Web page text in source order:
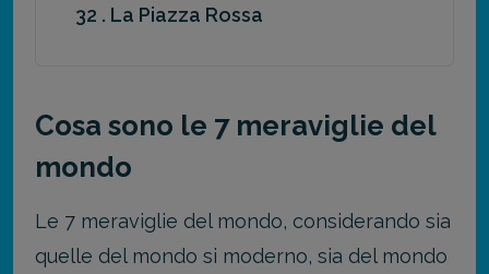
32 . La Piazza Rossa
Cosa sono le 7 meraviglie del
mondo
Le 7 meraviglie del mondo, considerando sia
quelle del mondo si moderno, sia del mondo